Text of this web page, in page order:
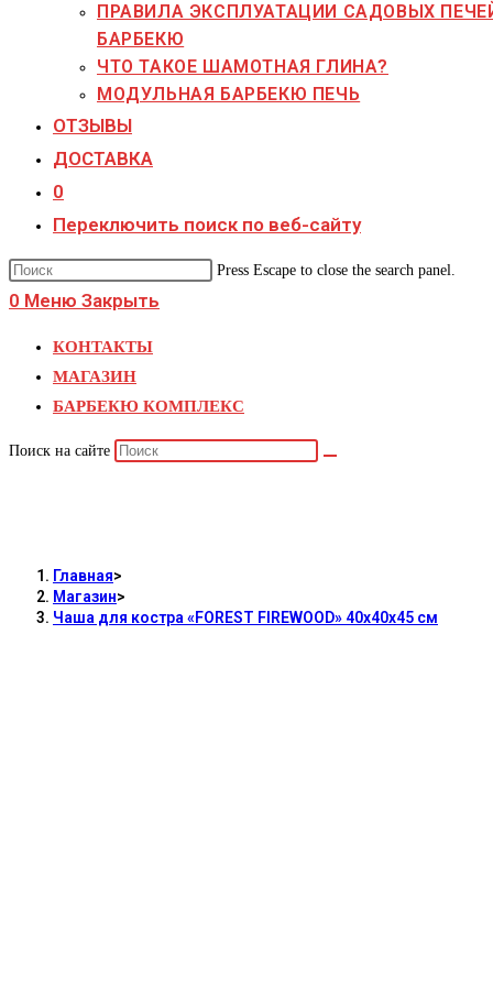
ПРАВИЛА ЭКСПЛУАТАЦИИ САДОВЫХ
БАРБЕКЮ
ЧТО ТАКОЕ ШАМОТНАЯ ГЛИНА?
МОДУЛЬНАЯ БАРБЕКЮ ПЕЧЬ
ОТЗЫВЫ
ДОСТАВКА
0
Переключить поиск по веб-сайту
Press Escape to close the search panel.
0 Меню Закрыть
КОНТАКТЫ
МАГАЗИН
БАРБЕКЮ КОМПЛЕКС
Поиск на сайте
Главная>
Магазин>
Чаша для костра «FOREST FIREWOOD» 40х40х45 см